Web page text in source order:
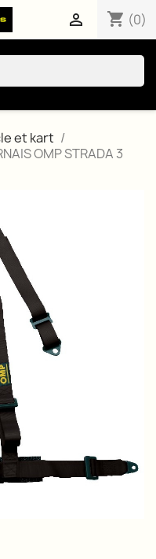
shopping_cart (0)

et kart
OMP STRADA 3